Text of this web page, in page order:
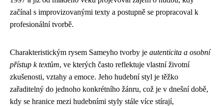
začínal s improvizovanými texty a postupně se propracoval k
profesionální tvorbě.
Charakteristickým rysem Sameyho tvorby je autenticita a osobní
přístup k textům, ve kterých často reflektuje vlastní životní
zkušenosti, vztahy a emoce. Jeho hudební styl je těžko
zařaditelný do jednoho konkrétního žánru, což je v dnešní době,
kdy se hranice mezi hudebními styly stále více stírají,